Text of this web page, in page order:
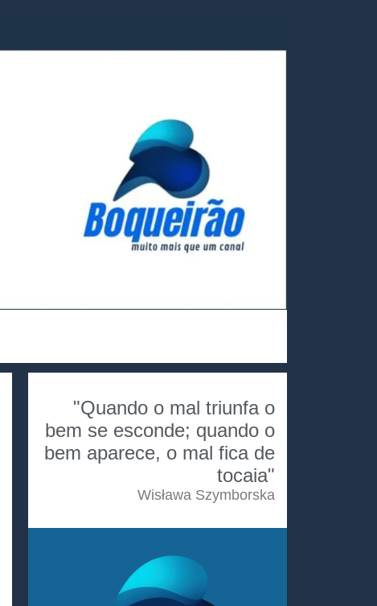
"Quando o mal triunfa o
bem se esconde; quando o
bem aparece, o mal fica de
tocaia"
Wisława Szymborska